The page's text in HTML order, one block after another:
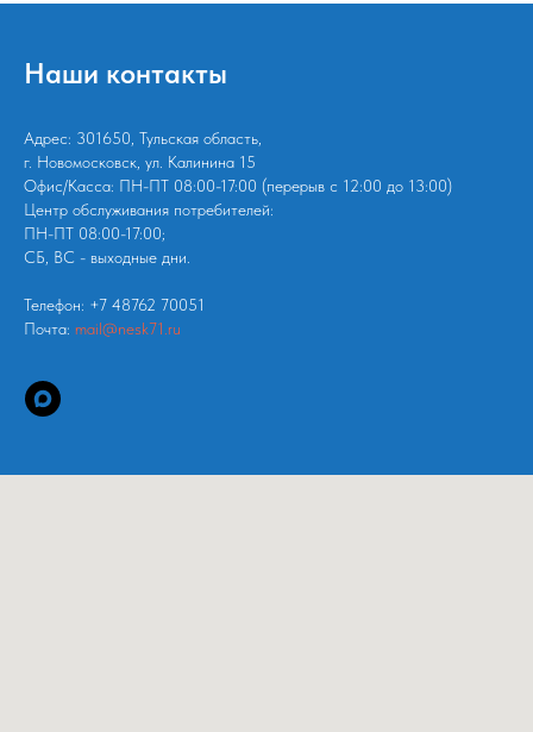
Наши контакты
Адрес: 301650, Тульская область,
г. Новомосковск, ул. Калинина 15
Офис/Касса: ПН-ПТ 08:00-17:00 (перерыв с 12:00 до 13:00)
Центр обслуживания потребителей:
ПН-ПТ 08:00-17:00;
СБ, ВС - выходные дни.
Телефон: +7 48762 70051
Почта: mail@nesk71.ru